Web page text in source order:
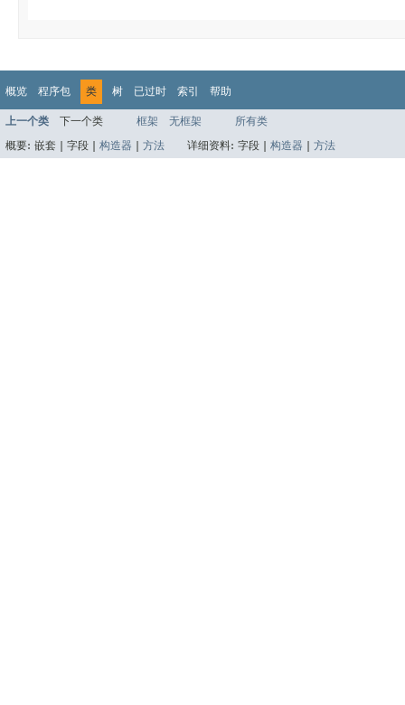
概览 程序包 类 树 已过时 索引 帮助
上一个类 下一个类 框架 无框架
所有类
概要: 嵌套 | 字段 | 构造器 方法 详细资料: 字段 | 构造器 方法